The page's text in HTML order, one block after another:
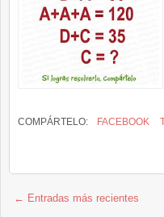
COMPÁRTELO: FACEBOOK
← Entradas más recientes